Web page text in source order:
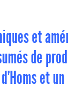
et
de
et